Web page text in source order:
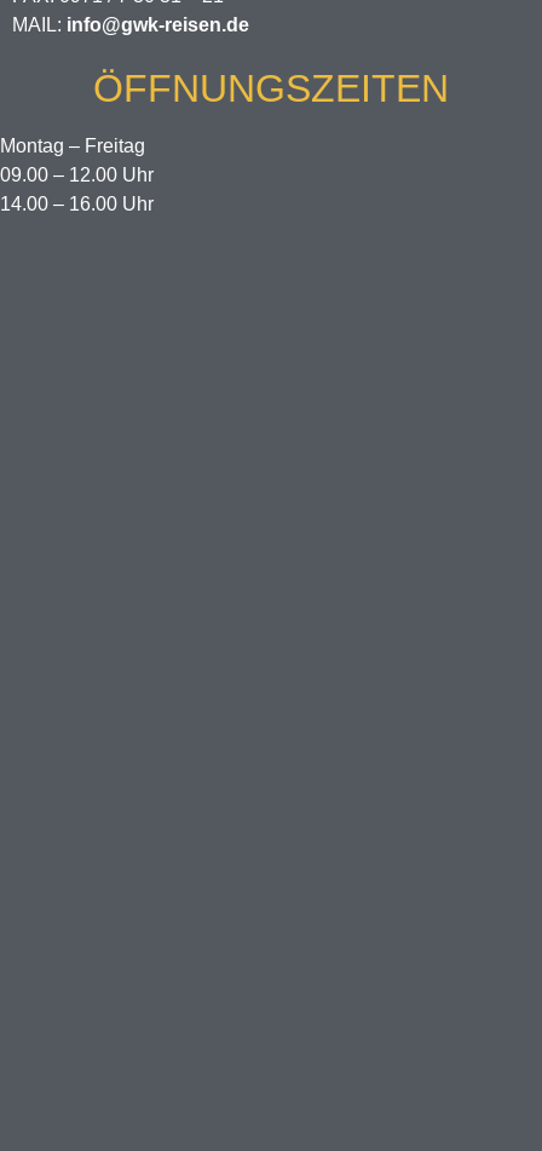
MAIL: info@gwk-reisen.de
ÖFFNUNGSZEITEN
Montag – Freitag
09.00 – 12.00 Uhr
14.00 – 16.00 Uhr